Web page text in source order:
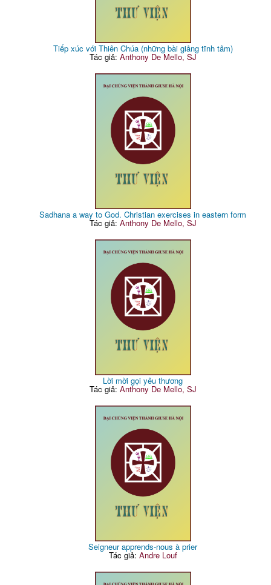
Tiếp xúc với Thiên Chúa (những bài giảng tĩnh tâm)
Tác giả: Anthony De Mello, SJ
Sadhana a way to God. Christian exercises in eastern form
Tác giả: Anthony De Mello, SJ
Lời mời gọi yêu thương
Tác giả: Anthony De Mello, SJ
Seigneur apprends-nous à prier
Tác giả: Andre Louf